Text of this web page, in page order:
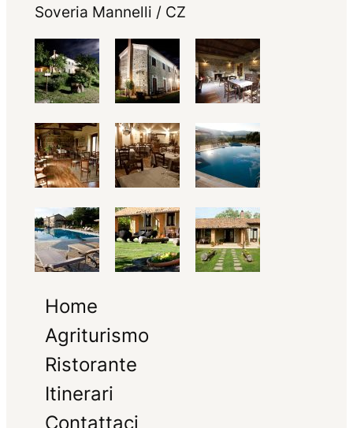
Soveria Mannelli / CZ
Home
Agriturismo
Ristorante
Itinerari
Contattaci